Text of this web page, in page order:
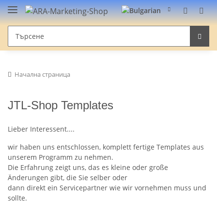
Начална страница
JTL-Shop Templates
Lieber Interessent....
wir haben uns entschlossen, komplett fertige Templates aus
unserem Programm zu nehmen.
Die Erfahrung zeigt uns, das es kleine oder große
Änderungen gibt, die Sie selber oder
dann direkt ein Servicepartner wie wir vornehmen muss und
sollte.